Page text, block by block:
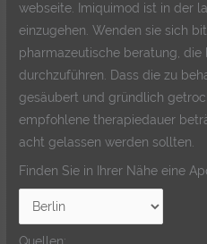
webseite. Imiquimod ist in der
einzugehen. Wenden sie sich
pharmazeutische beratung,
durchzuführen. Dass die zu
gesäubert und gründlich
empfohlene therapiedauer
acht gelassen werden sollten.
Finden Sie in Ihrer Nähe eine